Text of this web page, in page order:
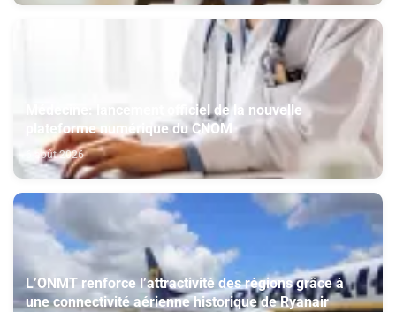
Médecine: lancement officiel de la nouvelle
plateforme numérique du CNOM
6 août 2026
L’ONMT renforce l’attractivité des régions grâce à
une connectivité aérienne historique de Ryanair